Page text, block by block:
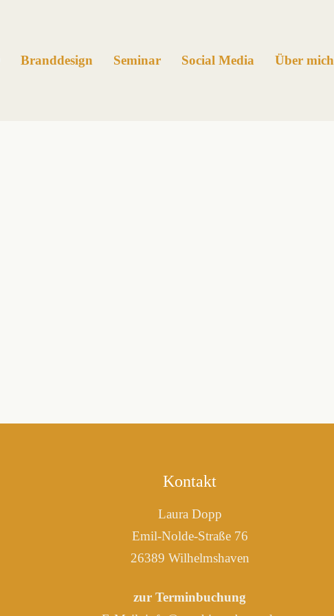
Branddesign Seminar Social Media Über mich
Kontakt
Laura Dopp
Emil-Nolde-Straße 76
26389 Wilhelmshaven
zur Terminbuchung